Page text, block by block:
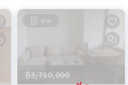
ขาย
฿3,710,000